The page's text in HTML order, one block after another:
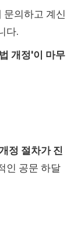
문의하고 계신
다.
개정'이 마무
정 절차가 진
인 공문 하달